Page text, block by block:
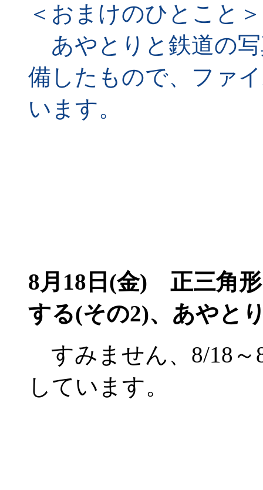
＜おまけのひとこと＞
あやとりと鉄道の
備したもので、ファ
います。
8月18日(金) 正三角形
する(その2)、あやと
すみません、8/18～
しています。